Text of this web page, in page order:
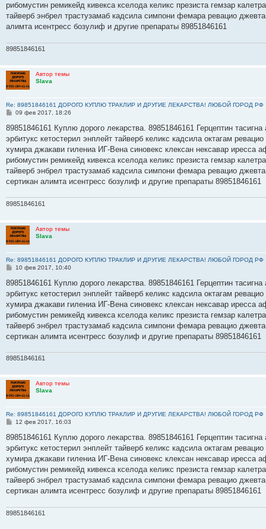
и
е
рибомустин ремикейд кивекса кселода келикс презиста гемзар
тайверб энбрел трастузамаб кадсила симпони фемара ревацио
алимта исентресс бозулиф и другие препараты 89851846161
89851846161
Автор темы
Slava
Re: 89851846161 ДОРОГО КУПЛЮ ТРАКЛИР И ДРУГИЕ ЛЕКАРСТВА! ЛЮБОЙ ГОРОД РФ
С
о
щ
е
и
е
09 фев 2017, 18:26
89851846161 Куплю дорого лекарства. 89851846161 Герцептин
эрбитукс кетостерил энплейт тайверб келикс кадсила октагам
хумира джакави гилениа ИГ-Вена синовекс клексан нексавар иресса
рибомустин ремикейд кивекса кселода келикс презиста гемзар
тайверб энбрел трастузамаб кадсила симпони фемара ревацио
сертикан алимта исентресс бозулиф и другие препараты 89851846161
89851846161
Автор темы
Slava
Re: 89851846161 ДОРОГО КУПЛЮ ТРАКЛИР И ДРУГИЕ ЛЕКАРСТВА! ЛЮБОЙ ГОРОД РФ
С
о
щ
е
и
е
10 фев 2017, 10:40
89851846161 Куплю дорого лекарства. 89851846161 Герцептин
эрбитукс кетостерил энплейт тайверб келикс кадсила октагам
хумира джакави гилениа ИГ-Вена синовекс клексан нексавар иресса
рибомустин ремикейд кивекса кселода келикс презиста гемзар
тайверб энбрел трастузамаб кадсила симпони фемара ревацио
сертикан алимта исентресс бозулиф и другие препараты 89851846161
89851846161
Автор темы
Slava
Re: 89851846161 ДОРОГО КУПЛЮ ТРАКЛИР И ДРУГИЕ ЛЕКАРСТВА! ЛЮБОЙ ГОРОД РФ
С
о
щ
е
и
е
12 фев 2017, 16:03
89851846161 Куплю дорого лекарства. 89851846161 Герцептин
эрбитукс кетостерил энплейт тайверб келикс кадсила октагам
хумира джакави гилениа ИГ-Вена синовекс клексан нексавар иресса
рибомустин ремикейд кивекса кселода келикс презиста гемзар
тайверб энбрел трастузамаб кадсила симпони фемара ревацио
сертикан алимта исентресс бозулиф и другие препараты 89851846161
89851846161